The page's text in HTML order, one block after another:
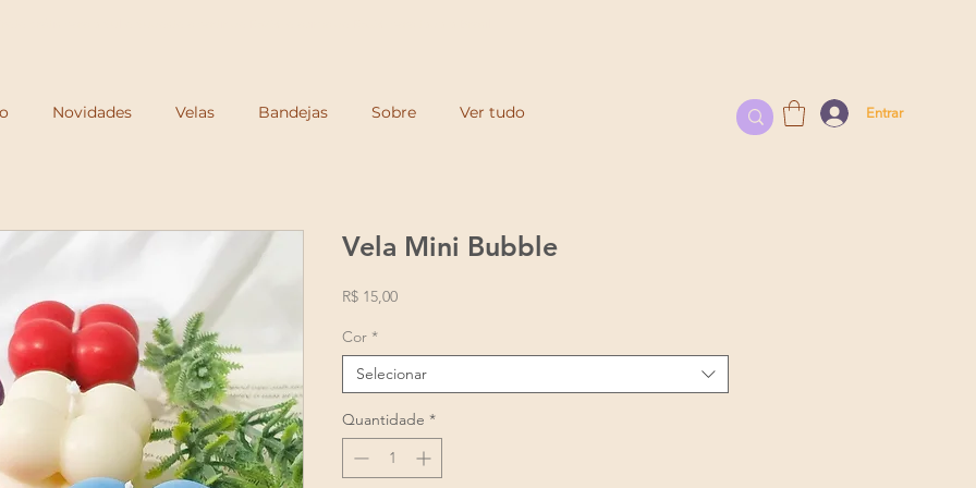
Novidades Velas Bandejas Sobre Ver tudo Entrar
Vela Mini Bubble
R$ 15,00Preço
Cor *
Selecionar
Quantidade *